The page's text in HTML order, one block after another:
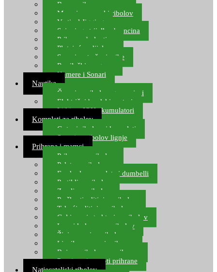
Brum prihrana za more
Mamci za morski ribolov
Vertical Jigging
Spinning strijelke, brancina
Pribor za bolentino
Plutajuća odijela
Sonari za traženje ribe
Ronilački program
Kamere i Sonari
Nautika
Čamci za ribolov, gumenjaci
Električni brodski motori
Lithium ION akumulatori
Kompleti za ribolov
Gotovi ribolovni kompleti
Setovi za ribolov lignje
Prihrana i mamci
Prihrana za ribolov
Pelete za ribolov
Feeder lovne pelete i dumbelli
Partikli za ribolov
Zemlja za ribolov
Praškasti aditivi za ribolov
Tekući aditivi za ribolov
Gel i sprej atraktori za ribolov
Lovni kukuruz za ribolov
Živi mamci za ribolov
Ljepilo za crve i prihranu
Boje za ribolovnu prihranu
Provjereni recepti prihrane
Natjecateljski ribolov